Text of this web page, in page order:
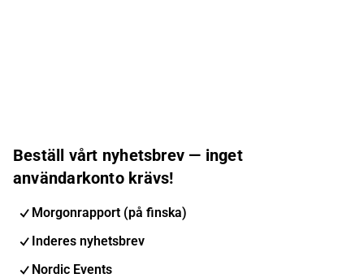
Beställ vårt nyhetsbrev — inget
användarkonto krävs!
Morgonrapport (på finska)
Inderes nyhetsbrev
Nordic Events